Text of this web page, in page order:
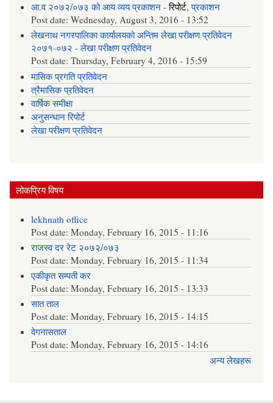
आ.व २०७२/०७३ को आय व्यय प्रकाशन-रिपोर्ट,प्रकाशन
Post date:Wednesday, August 3, 2016 - 13:52
लेखनाथ नगरपालिका कार्यालयको अन्तिम लेखा परीक्षण प्रतिवेदन
२०७१-०७२ -लेखा परीक्षण प्रतिवेदन
Post date:Thursday, February 4, 2016 - 15:59
मासिक प्रगति प्रतिवेदन
त्रैमासिक प्रतिवेदन
वार्षिक समीक्षा
अनुसन्धान रिपोर्ट
लेखा परीक्षण प्रतिवेदन
लोकप्रिय विषय
lekhnath office
Post date:Monday, February 16, 2015 - 11:16
राजस्व दर रेट २०७२/०७३
Post date:Monday, February 16, 2015 - 11:34
एकीकृत सम्पती कर
Post date:Monday, February 16, 2015 - 13:33
सात ताल
Post date:Monday, February 16, 2015 - 14:15
वेगनासताल
Post date:Monday, February 16, 2015 - 14:16
अन्य लेखहरू